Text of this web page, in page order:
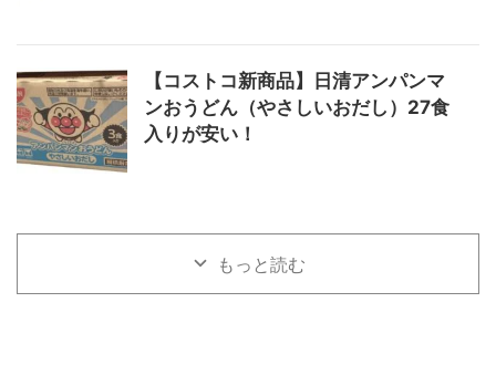
【コストコ新商品】日清アンパンマ
ンおうどん（やさしいおだし）27食
入りが安い！
もっと読む